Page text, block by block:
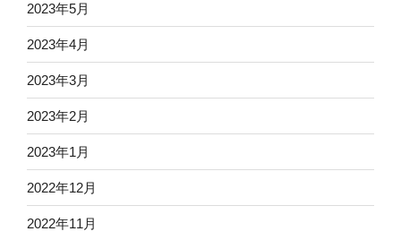
2023年5月
2023年4月
2023年3月
2023年2月
2023年1月
2022年12月
2022年11月